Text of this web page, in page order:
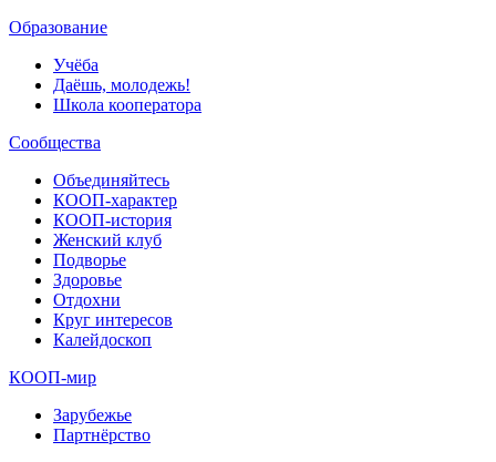
Образование
Учёба
Даёшь, молодежь!
Школа кооператора
Сообщества
Объединяйтесь
КООП-характер
КООП-история
Женский клуб
Подворье
Здоровье
Отдохни
Круг интересов
Калейдоскоп
КООП-мир
Зарубежье
Партнёрство